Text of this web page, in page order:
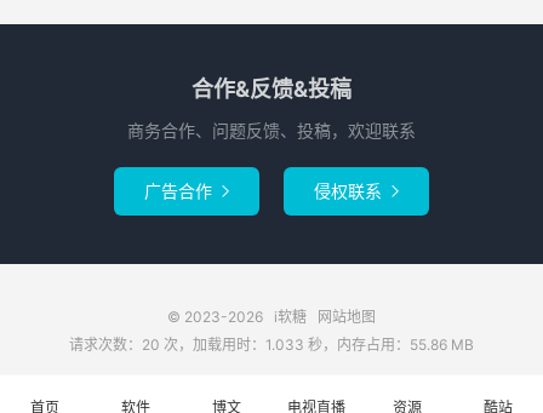
合作&反馈&投稿
商务合作、问题反馈、投稿，欢迎联系
广告合作  侵权联系 
© 2023-2026 i软糖
网站地图
请求次数：20 次，加载用时：1.033 秒，内存占用：55.86 MB
首页 软件 博文 电视直播 资源 酷站